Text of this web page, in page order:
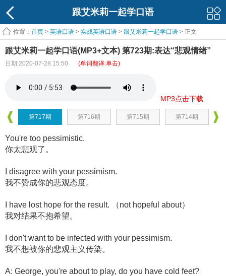
跟艾米莉一起学口语
位置： 首页 > 英语口语 > 实战英语口语 > 跟艾米莉一起学口语 > 正文
跟艾米莉一起学口语(MP3+文本) 第723期:表达“悲观情绪”
日期:2020-07-28 15:50 (单词翻译:单击)
MP3点击下载
第717期 第716期 第715期 第714期
You're too pessimistic.
你太悲观了。
I disagree with your pessimism.
我不赞成你的悲观态度。
I have lost hope for the result. （not hopeful about）
我对结果不抱希望。
I don't want to be infected with your pessimism.
我不想被你的悲观主义传染。
A: George, you're about to play, do you have cold feet?